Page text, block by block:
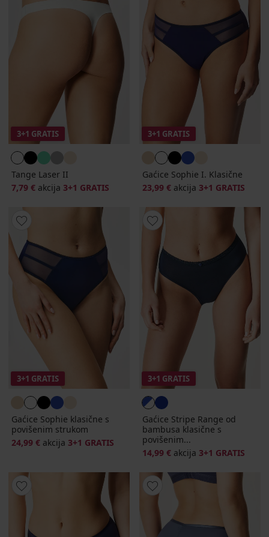
3+1 GRATIS
Tange Laser II
7,79 € akcija 3+1 GRATIS
3+1 GRATIS
Gaćice Sophie I. Klasične
23,99 € akcija 3+1 GRATIS
3+1 GRATIS
Gaćice Sophie klasične s
povišenim strukom
24,99 € akcija 3+1 GRATIS
3+1 GRATIS
Gaćice Stripe Range od
bambusa klasične s
povišenim...
14,99 € akcija 3+1 GRATIS